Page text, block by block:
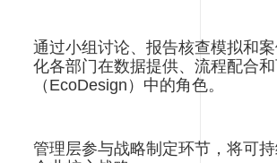
通过小组讨论、报告核查模拟和
化各部门在数据提供、流程配合
（EcoDesign）中的角色。
管理层参与战略制定环节，将可